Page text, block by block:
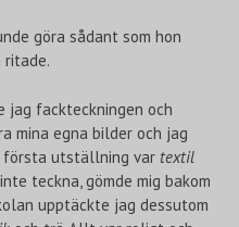
göra sådant som hon
ritade.
jag fackteckningen och
mina egna bilder och jag
första utställning var textil
teckna, gömde mig bakom
upptäckte jag dessutom